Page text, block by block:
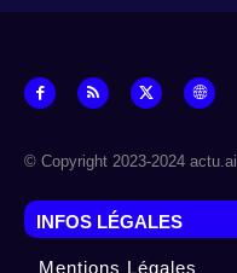
© Copyright 2023-2024 actu.ai
INFOS LÉGALES
Mentions Légales